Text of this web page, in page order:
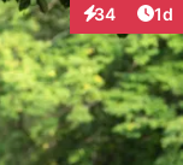
34
Interaktionen
1d